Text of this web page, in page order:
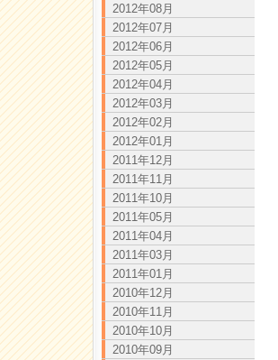
2012年08月
2012年07月
2012年06月
2012年05月
2012年04月
2012年03月
2012年02月
2012年01月
2011年12月
2011年11月
2011年10月
2011年05月
2011年04月
2011年03月
2011年01月
2010年12月
2010年11月
2010年10月
2010年09月